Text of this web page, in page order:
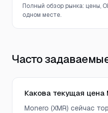
Полный обзор рынка: цены,
одном месте.
Часто
Какова текущая цена
Monero (XMR) сейчас